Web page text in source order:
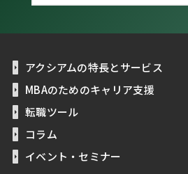
アクシアムの特長とサービス
MBAのためのキャリア支援
転職ツール
コラム
イベント・セミナー